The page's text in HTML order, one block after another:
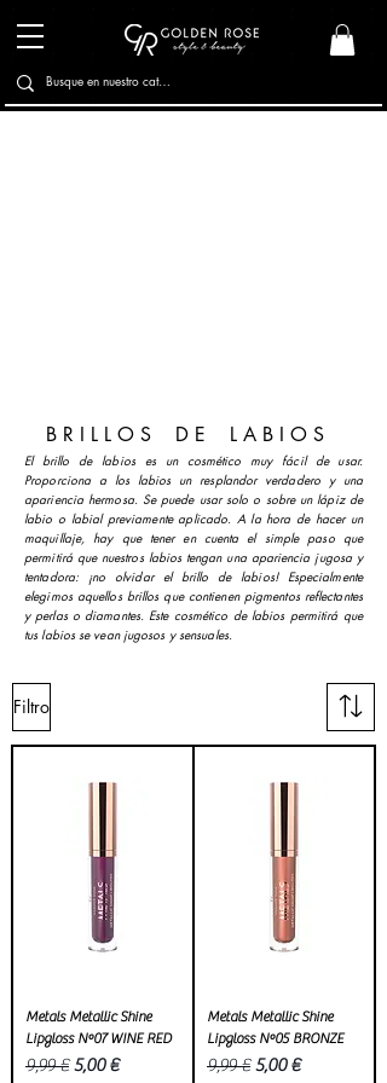
B R I L L O S D E L A B I O S
El brillo de labios es un cosmético muy fácil de usar.
Proporciona a los labios un resplandor verdadero y una
apariencia hermosa. Se puede usar solo o sobre un lápiz de
labio o labial previamente aplicado. A la hora de hacer un
maquillaje, hay que tener en cuenta el simple paso que
permitirá que nuestros labios tengan una apariencia jugosa y
tentadora: ¡no olvidar el brillo de labios! Especialmente
elegimos aquellos brillos que contienen pigmentos reflectantes
y perlas o diamantes. Este cosmético de labios permitirá que
tus labios se vean jugosos y sensuales.
Filtro
Metals Metallic Shine
Lipgloss Nº07 WINE RED
Precio
9,99 € Precio de oferta
5,00 €
Metals Metallic Shine
Lipgloss Nº05 BRONZE
Precio
9,99 € Precio de oferta
5,00 €